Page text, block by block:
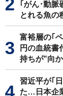
｢がん･動脈
とれる魚の
富裕層の｢
円の血統書
持ちが"向
習近平が｢
た…日本企